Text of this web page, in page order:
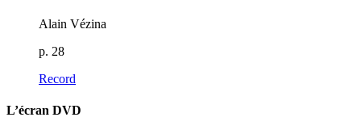
Alain Vézina
p. 28
Record
L’écran DVD